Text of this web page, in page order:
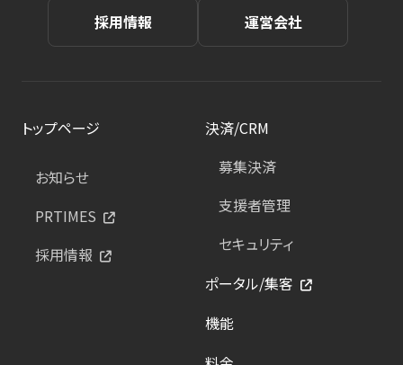
採用情報 運営会社
トップページ
お知らせ
PRTIMES
採用情報
決済/CRM
募集決済
支援者管理
セキュリティ
ポータル/集客
機能